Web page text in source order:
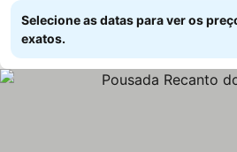
Selecione as datas para ver os
exatos.